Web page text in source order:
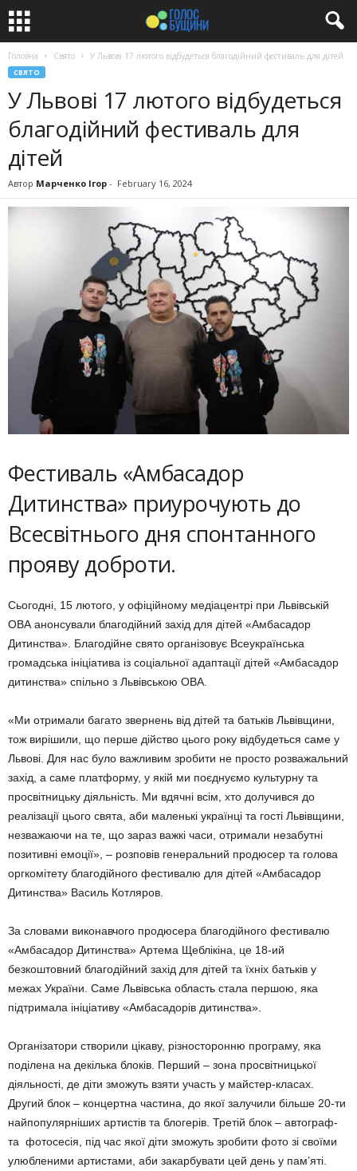
Головна Свято У Львові 17 лютого відбудеться благодійний фестиваль для дітей
СВЯТО
У Львові 17 лютого відбудеться
благодійний фестиваль для
дітей
Автор Марченко Ігор - February 16, 2024
Фестиваль «Амбасадор
Дитинства» приурочують до
Всесвітнього дня спонтанного
прояву доброти.
Сьогодні, 15 лютого, у офіційному медіацентрі при Львівській
ОВА анонсували благодійний захід для дітей «Амбасадор
Дитинства». Благодійне свято організовує Всеукраїнська
громадська ініціатива із соціальної адаптації дітей «Амбасадор
дитинства» спільно з Львівською ОВА.
«Ми отримали багато звернень від дітей та батьків Львівщини,
тож вирішили, що перше дійство цього року відбудеться саме у
Львові. Для нас було важливим зробити не просто розважальний
захід, а саме платформу, у якій ми поєднуємо культурну та
просвітницьку діяльність. Ми вдячні всім, хто долучився до
реалізації цього свята, аби маленькі українці та гості Львівщини,
незважаючи на те, що зараз важкі часи, отримали незабутні
позитивні емоції», – розповів генеральний продюсер та голова
оргкомітету благодійного фестивалю для дітей «Амбасадор
Дитинства» Василь Котляров.
За словами виконавчого продюсера благодійного фестивалю
«Амбасадор Дитинства» Артема Щеблікіна, це 18-ий
безкоштовний благодійний захід для дітей та їхніх батьків у
межах України. Саме Львівська область стала першою, яка
підтримала ініціативу «Амбасадорів дитинства».
Організатори створили цікаву, різносторонню програму, яка
поділена на декілька блоків. Перший – зона просвітницької
діяльності, де діти зможуть взяти участь у майстер-класах.
Другий блок – концертна частина, до якої залучили більше 20-ти
найпопулярніших артистів та блогерів. Третій блок – автограф-
та фотосесія, під час якої діти зможуть зробити фото зі своїми
улюбленими артистами, аби закарбувати цей день у пам’яті.